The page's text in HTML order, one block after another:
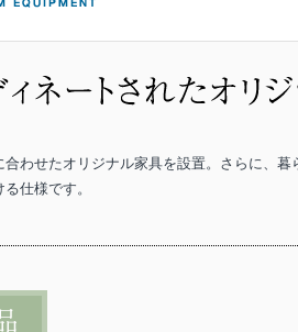
わせたオリジナル家具を設置。さらに、
仕様です。